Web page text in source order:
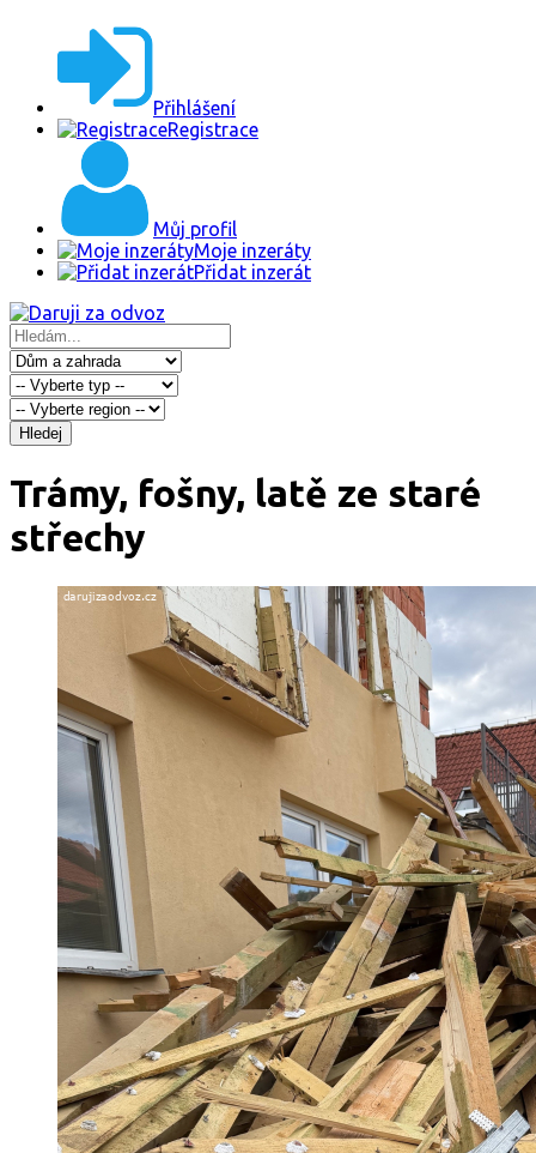
Přihlášení
Registrace
Můj profil
Moje inzeráty
Přidat inzerát
Hledej
Trámy, fošny, latě ze staré
střechy